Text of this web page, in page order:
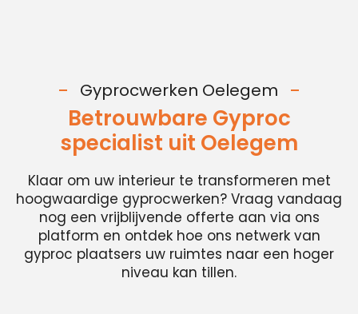
Gyprocwerken Oelegem
Betrouwbare Gyproc
specialist uit Oelegem
Klaar om uw interieur te transformeren met
hoogwaardige gyprocwerken? Vraag vandaag
nog een vrijblijvende offerte aan via ons
platform en ontdek hoe ons netwerk van
gyproc plaatsers uw ruimtes naar een hoger
niveau kan tillen.